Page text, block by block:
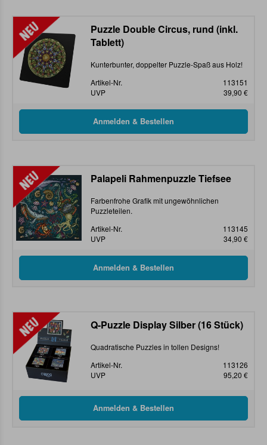
Puzzle Double Circus, rund (inkl.
Tablett)
Kunterbunter, doppelter Puzzle-Spaß aus Holz!
Artikel-Nr.
113151
UVP
39,90 €
Palapeli Rahmenpuzzle Tiefsee
Farbenfrohe Grafik mit ungewöhnlichen
Puzzleteilen.
Artikel-Nr.
113145
UVP
34,90 €
Q-Puzzle Display Silber (16 Stück)
Quadratische Puzzles in tollen Designs!
Artikel-Nr.
113126
UVP
95,20 €